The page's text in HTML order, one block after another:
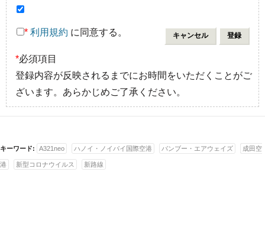
* 利用規約 に同意する。
*必須項目
登録内容が反映されるまでにお時間をいただくことがご
ざいます。あらかじめご了承ください。
キーワード: A321neo ハノイ・ノイバイ国際空港 バンブー・エアウェイズ 成田空
港 新型コロナウイルス 新路線